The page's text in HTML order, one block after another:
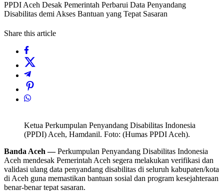
PPDI Aceh Desak Pemerintah Perbarui Data Penyandang
Disabilitas demi Akses Bantuan yang Tepat Sasaran
Share this article
Ketua Perkumpulan Penyandang Disabilitas Indonesia
(PPDI) Aceh, Hamdanil. Foto: (Humas PPDI Aceh).
Banda Aceh —Perkumpulan Penyandang Disabilitas Indonesia
Aceh mendesak Pemerintah Aceh segera melakukan verifikasi dan
validasi ulang data penyandang disabilitas di seluruh kabupaten/kota
di Aceh guna memastikan bantuan sosial dan program kesejahteraan
benar-benar tepat sasaran.